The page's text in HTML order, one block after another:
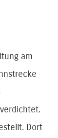
am
Dort